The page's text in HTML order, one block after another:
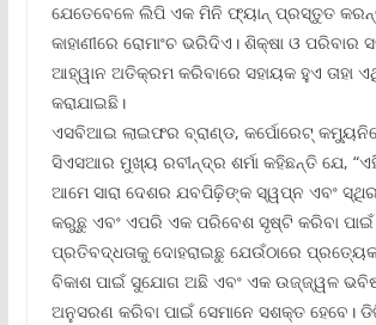
ଯେତେବେଳେ ଲିପି ଏକ ମିନି ଫ୍ୟାନ୍ ପ୍ରସ୍ତୁତ କରନ୍ତି
କାହାଣୀରେ ରୋମାଂଚ ଭରିଦିଏ। ଶିକ୍ଷା ଓ ପରିବାର
ଆହ୍ୱାନ ଅତିକ୍ରମ କରିବାରେ ସହାୟକ ହୁଏ ତାହା
କରାଯାଇଛି।
ଏସବିଆଇ ଲାଇଫର ବ୍ରାଣ୍ଡ, କର୍ପୋରେଟ୍
ସିଏସଆର ମୁଖ୍ୟ ରବୀନ୍ଦ୍ର ଶର୍ମା କହିଛନ୍ତି ଯେ,
ଆମେ ସାରା ଦେଶର ଯବପିଢ଼ିଙ୍କ ସ୍ୱପ୍ନ ଏବଂ
କରୁଛୁ ଏବଂ ଏପରି ଏକ ପରିବେଶ ସୃଷ୍ଟି କରିବା
ପ୍ରତିବଦ୍ଧତାକୁ ଦୋହରାଇଛୁ ଯେଉଁଠାରେ
ବିକାଶ ପାଇଁ ସୁଯୋଗ ଅଛି ଏବଂ ଏକ ଉଜ୍ଜ୍ୱଳ
ଅନୁସରଣ କରିବା ପାଇଁ ସେମାନେ ସଶକ୍ତ ହେବେ।